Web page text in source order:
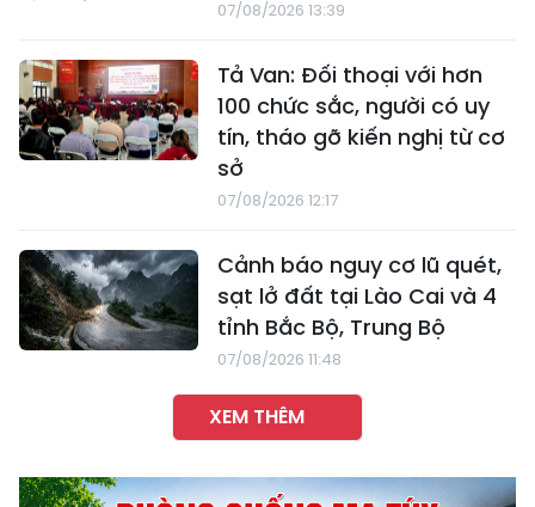
07/08/2026 13:39
Tả Van: Đối thoại với hơn
100 chức sắc, người có uy
tín, tháo gỡ kiến nghị từ cơ
sở
07/08/2026 12:17
Cảnh báo nguy cơ lũ quét,
sạt lở đất tại Lào Cai và 4
tỉnh Bắc Bộ, Trung Bộ
07/08/2026 11:48
XEM THÊM